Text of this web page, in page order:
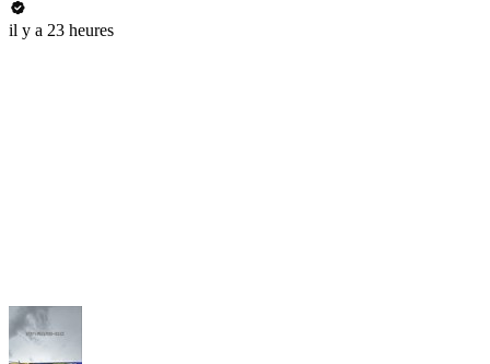
il y a 23 heures